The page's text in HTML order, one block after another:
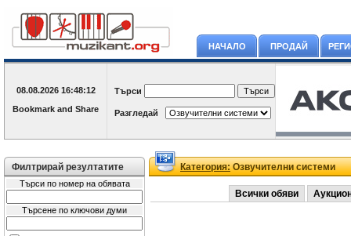
НАЧАЛО ПРОДАЙ
08.08.2026 16:48:12 Търси
Разгледай
Филтрирай резултатите
Търси по номер на обявата
Търсене по ключови думи
Категория:Озвучителни системи
Всички обяви